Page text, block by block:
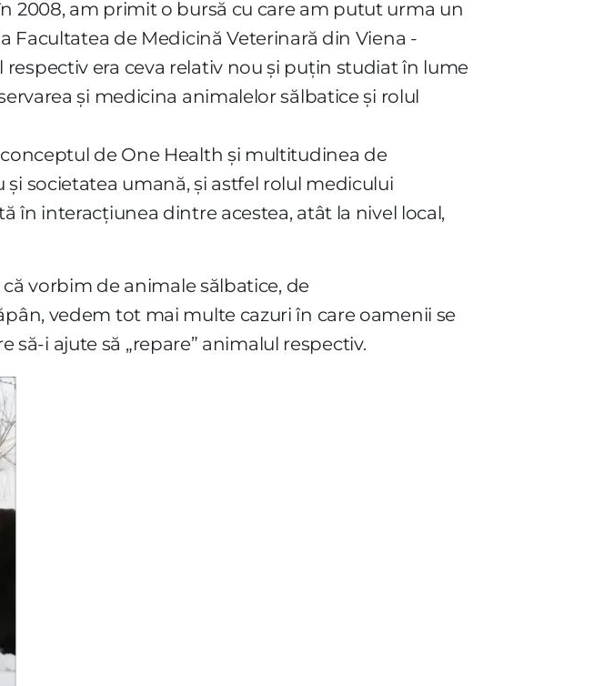
2008, am primit o bursă cu care am putut urma un
Facultatea de Medicină Veterinară din Viena -
era ceva relativ nou și puțin studiat în lume
și medicina animalelor sălbatice și rolul
de One Health și multitudinea de
societatea umană, și astfel rolul medicului
interacțiunea dintre acestea, atât la nivel local,
vorbim de animale sălbatice, de
vedem tot mai multe cazuri în care oamenii se
să-i ajute să „repare” animalul respectiv.